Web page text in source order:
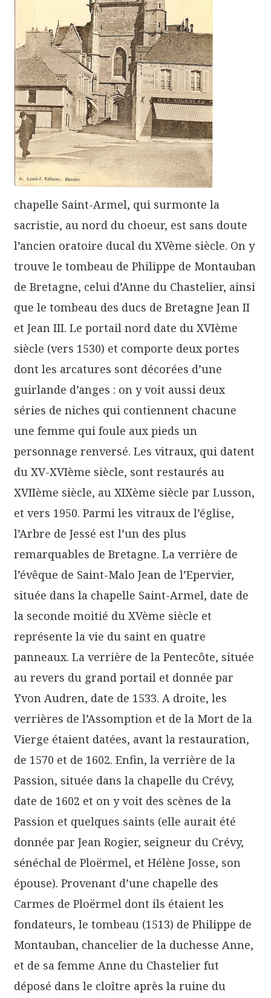
chapelle Saint-Armel, qui surmonte la
sacristie, au nord du choeur, est sans doute
l’ancien oratoire ducal du XVème siècle. On y
trouve le tombeau de Philippe de Montauban
de Bretagne, celui d’Anne du Chastelier, ainsi
que le tombeau des ducs de Bretagne Jean II
et Jean III. Le portail nord date du XVIème
siècle (vers 1530) et comporte deux portes
dont les arcatures sont décorées d’une
guirlande d’anges : on y voit aussi deux
séries de niches qui contiennent chacune
une femme qui foule aux pieds un
personnage renversé. Les vitraux, qui datent
du XV-XVIème siècle, sont restaurés au
XVIIème siècle, au XIXème siècle par Lusson,
et vers 1950. Parmi les vitraux de l’église,
l’Arbre de Jessé est l’un des plus
remarquables de Bretagne. La verrière de
l’évêque de Saint-Malo Jean de l’Epervier,
située dans la chapelle Saint-Armel, date de
la seconde moitié du XVème siècle et
représente la vie du saint en quatre
panneaux. La verrière de la Pentecôte, située
au revers du grand portail et donnée par
Yvon Audren, date de 1533. A droite, les
verrières de l’Assomption et de la Mort de la
Vierge étaient datées, avant la restauration,
de 1570 et de 1602. Enfin, la verrière de la
Passion, située dans la chapelle du Crévy,
date de 1602 et on y voit des scènes de la
Passion et quelques saints (elle aurait été
donnée par Jean Rogier, seigneur du Crévy,
sénéchal de Ploërmel, et Hélène Josse, son
épouse). Provenant d’une chapelle des
Carmes de Ploërmel dont ils étaient les
fondateurs, le tombeau (1513) de Philippe de
Montauban, chancelier de la duchesse Anne,
et de sa femme Anne du Chastelier fut
déposé dans le cloître après la ruine du